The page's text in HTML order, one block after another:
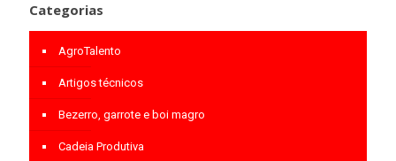
Categorias
AgroTalento
Artigos técnicos
Bezerro, garrote e boi magro
Cadeia Produtiva